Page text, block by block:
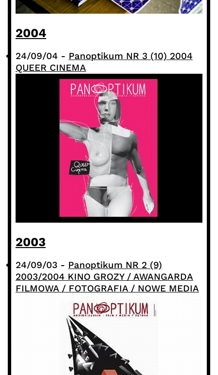
2004
24/09/04 - Panoptikum NR 3 (10) 2004
QUEER CINEMA
2003
24/09/03 - Panoptikum NR 2 (9)
2003/2004 KINO GROZY / AWANGARDA
FILMOWA / FOTOGRAFIA / NOWE MEDIA